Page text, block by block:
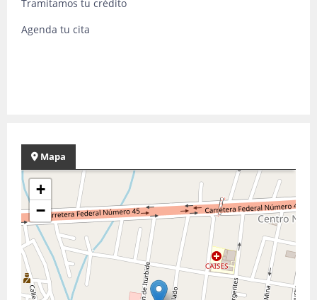
Tramitamos tu crédito
Agenda tu cita
Mapa
+
−